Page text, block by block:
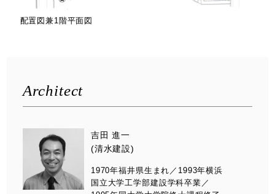
配置図兼1階平面図
Architect
吉田 進一
(清水建設)
1970年福井県生まれ／1993年横浜
国立大学工学部建設学科卒業／